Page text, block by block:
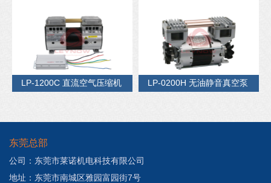
LP-1200C 直流空气压缩机 LP-0200H 无油静音真空泵
东莞总部
公司：东莞市莱诺机电科技有限公司
地址：东莞市南城区雅园富园街7号